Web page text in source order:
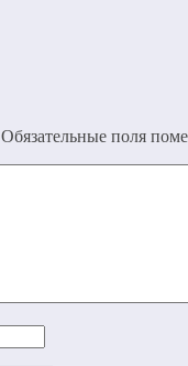
Обязательные поля